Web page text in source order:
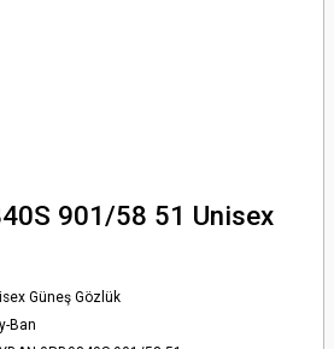
901/58 51 Unisex
Güneş Gözlük
Ban